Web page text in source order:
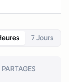
7 Jours
PARTAGES